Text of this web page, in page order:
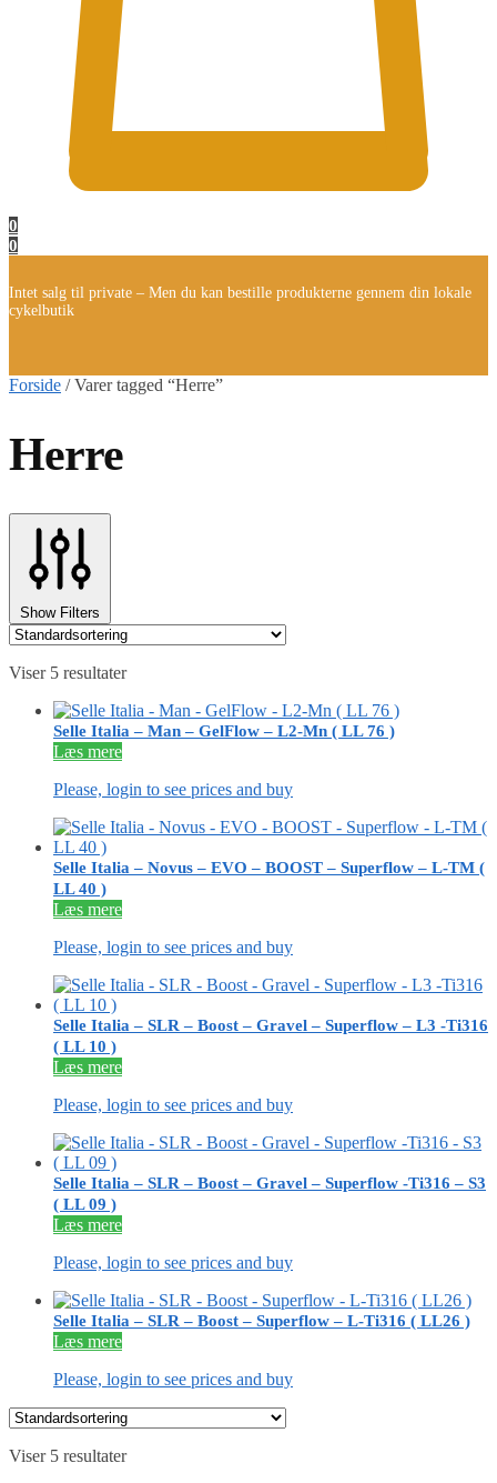
0
0
Intet salg til private – Men du kan bestille produkterne gennem din lokale
cykelbutik
Forside /Varer tagged “Herre”
Herre
Show Filters
Viser 5 resultater
Selle Italia – Man – GelFlow – L2-Mn ( LL 76 )
Læs mere
Please, login to see prices and buy
Selle Italia – Novus – EVO – BOOST – Superflow – L-TM (
LL 40 )
Læs mere
Please, login to see prices and buy
Selle Italia – SLR – Boost – Gravel – Superflow – L3 -Ti316
( LL 10 )
Læs mere
Please, login to see prices and buy
Selle Italia – SLR – Boost – Gravel – Superflow -Ti316 – S3
( LL 09 )
Læs mere
Please, login to see prices and buy
Selle Italia – SLR – Boost – Superflow – L-Ti316 ( LL26 )
Læs mere
Please, login to see prices and buy
Viser 5 resultater